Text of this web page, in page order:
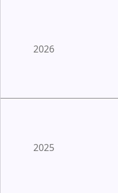
2026
2025